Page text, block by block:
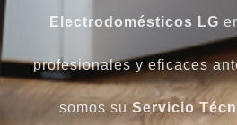
Electrodomésticos LG
profesionales y eficaces
somos su Servicio